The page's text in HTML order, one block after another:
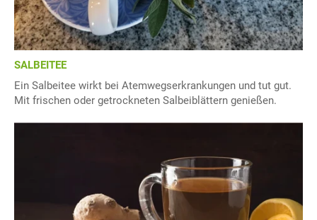
SALBEITEE
Ein Salbeitee wirkt bei Atemwegserkrankungen und tut gut.
Mit frischen oder getrockneten Salbeiblättern genießen.